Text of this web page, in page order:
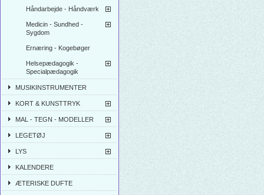
Håndarbejde - Håndværk
Medicin - Sundhed -
Sygdom
Ernæring - Kogebøger
Helsepædagogik -
Specialpædagogik
MUSIKINSTRUMENTER
KORT & KUNSTTRYK
MAL - TEGN - MODELLER
LEGETØJ
LYS
KALENDERE
ÆTERISKE DUFTE